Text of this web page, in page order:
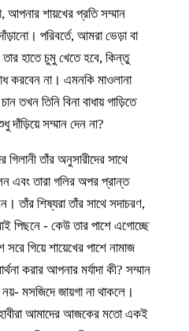
শায়খের প্রতি সম্মান
পরিবর্তে, আমরা ভেড়া বা
হাতে চুমু খেতে হবে, কিন্তু
করবেন না। এমনকি মাওলানা
তখন তিনি বিনা বাধায় গাড়িতে
সম্মান দেন না?
গিলানী তাঁর অনুসারীদের সাথে
এবং তারা গলির অপর প্রান্ত
শিষ্যরা তাঁর সাথে সদাচরণ,
পিছনে - কেউ তার পাশে এগোচ্ছে
গিয়ে শায়েখের পাশে নামাজ
করার আপনার মর্যাদা কী? সম্মান
মসজিদে জায়গা না থাকলে।
আমাদের আজকের মতো একই